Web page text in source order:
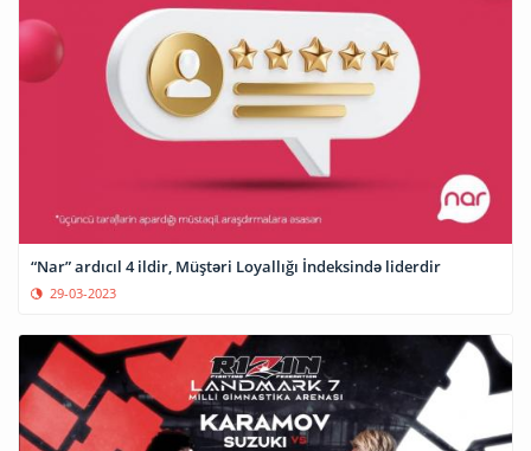
“Nar” ardıcıl 4 ildir, Müştəri Loyallığı İndeksində liderdir
29-03-2023